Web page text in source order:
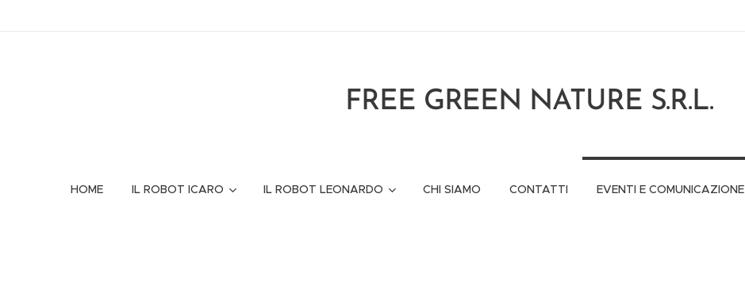
FREE GREEN NATURE S.R.L.
HOME IL ROBOT ICARO IL ROBOT LEONARDO CHI SIAMO CONTATTI EVENTI E COMUNICAZIONE